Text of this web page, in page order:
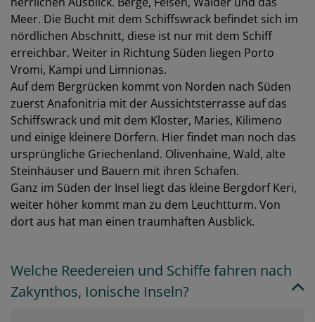
Meer. Die Bucht mit dem Schiffswrack befindet sich im
nördlichen Abschnitt, diese ist nur mit dem Schiff
erreichbar. Weiter in Richtung Süden liegen Porto
Vromi, Kampi und Limnionas.
Auf dem Bergrücken kommt von Norden nach Süden
zuerst Anafonitria mit der Aussichtsterrasse auf das
Schiffswrack und mit dem Kloster, Maries, Kilimeno
und einige kleinere Dörfern. Hier findet man noch das
ursprüngliche Griechenland. Olivenhaine, Wald, alte
Steinhäuser und Bauern mit ihren Schafen.
Ganz im Süden der Insel liegt das kleine Bergdorf Keri,
weiter höher kommt man zu dem Leuchtturm. Von
dort aus hat man einen traumhaften Ausblick.
Welche Reedereien und Schiffe fahren nach
Zakynthos, Ionische Inseln?